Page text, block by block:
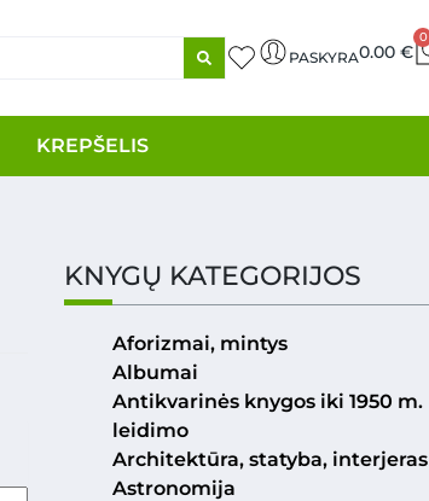
PASKYRA0.00 €
0
KREPŠELIS
KNYGŲ KATEGORIJOS
Aforizmai, mintys
Albumai
Antikvarinės knygos iki 1950 m.
leidimo
Architektūra, statyba, interjeras
Astronomija